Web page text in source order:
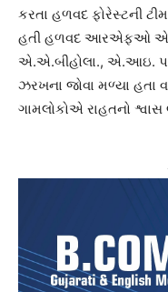
કરતા હળવદ ફોરેસ્ટની ટીમ
હતી હળવદ આરએફઓ એસ
એ.એ.બીહોલા., એ.આઇ.
ઝરખના જોવા મળ્યા હતા
ગામલોકોએ રાહતનો શ્વાસ